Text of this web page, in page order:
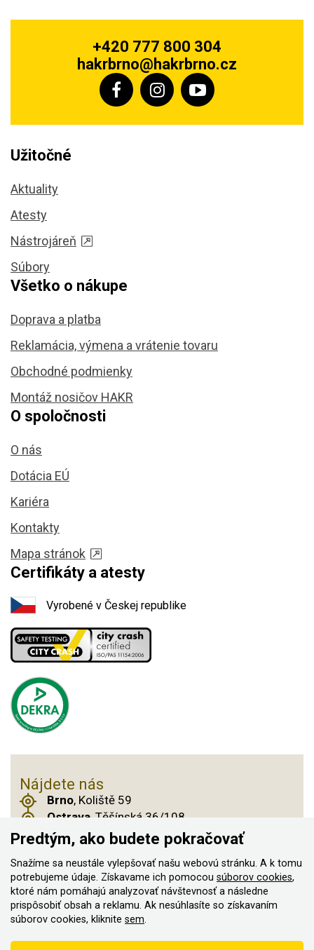
+420 777 800 304
hakrbrno@hakrbrno.cz
Užitočné
Aktuality
Atesty
Nástrojáreň
Súbory
Všetko o nákupe
Doprava a platba
Reklamácia, výmena a vrátenie tovaru
Obchodné podmienky
Montáž nosičov HAKR
O spoločnosti
O nás
Dotácia EÚ
Kariéra
Kontakty
Mapa stránok
Certifikáty a atesty
Vyrobené v Českej republike
Nájdete nás
Brno, Koliště 59
Ostrava, Těšínská 36/108
Praha 14, Českobrodská 901
© 2011–2026 ASN Hakr Brno. Všetky práva
vyhradené
Vytvorilo
Predtým, ako budete pokračovať
Snažíme sa neustále vylepšovať našu webovú stránku. A k tomu
potrebujeme údaje. Získavame ich pomocou súborov cookies,
ktoré nám pomáhajú analyzovať návštevnosť a následne
prispôsobiť obsah a reklamu. Ak nesúhlasíte so získavaním
súborov cookies, kliknite sem.